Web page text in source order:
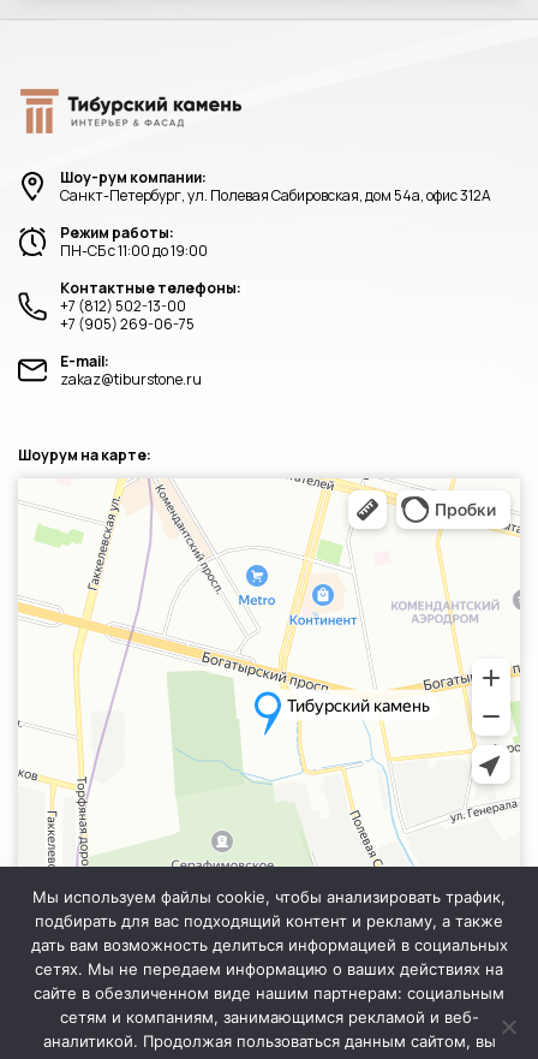
Мы используем файлы cookie, чтобы анализировать трафик,
подбирать для вас подходящий контент и рекламу, а также
дать вам возможность делиться информацией в социальных
сетях. Мы не передаем информацию о ваших действиях на
сайте в обезличенном виде нашим партнерам: социальным
сетям и компаниям, занимающимся рекламой и веб-
аналитикой. Продолжая пользоваться данным сайтом, вы
Шоу-рум компании:
Санкт-Петербург, ул. Полевая Сабировская, дом 54а, офис 312А
Режим работы:
ПН-СБ с 11:00 до 19:00
Контактные телефоны:
+7 (812) 502-13-00
+7 (905) 269-06-75
E-mail:
zakaz@tiburstone.ru
Шоурум на карте:
Санкт‑Петербург
Яндекс.Карты — транспорт, навигация, поиск мест
Информация на сайте не является публичной офертой. Уточняйте
точную стоимость у менеджера отдела продаж.